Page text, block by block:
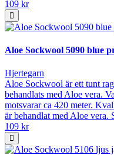
109 kr
Aloe Sockwool 5090 blue
Hjertegarn
Aloe Sockwool är ett tunt
behandlats med Aloe vera.
motsvarar ca 420 meter.
är behandlat med Aloe
109 kr